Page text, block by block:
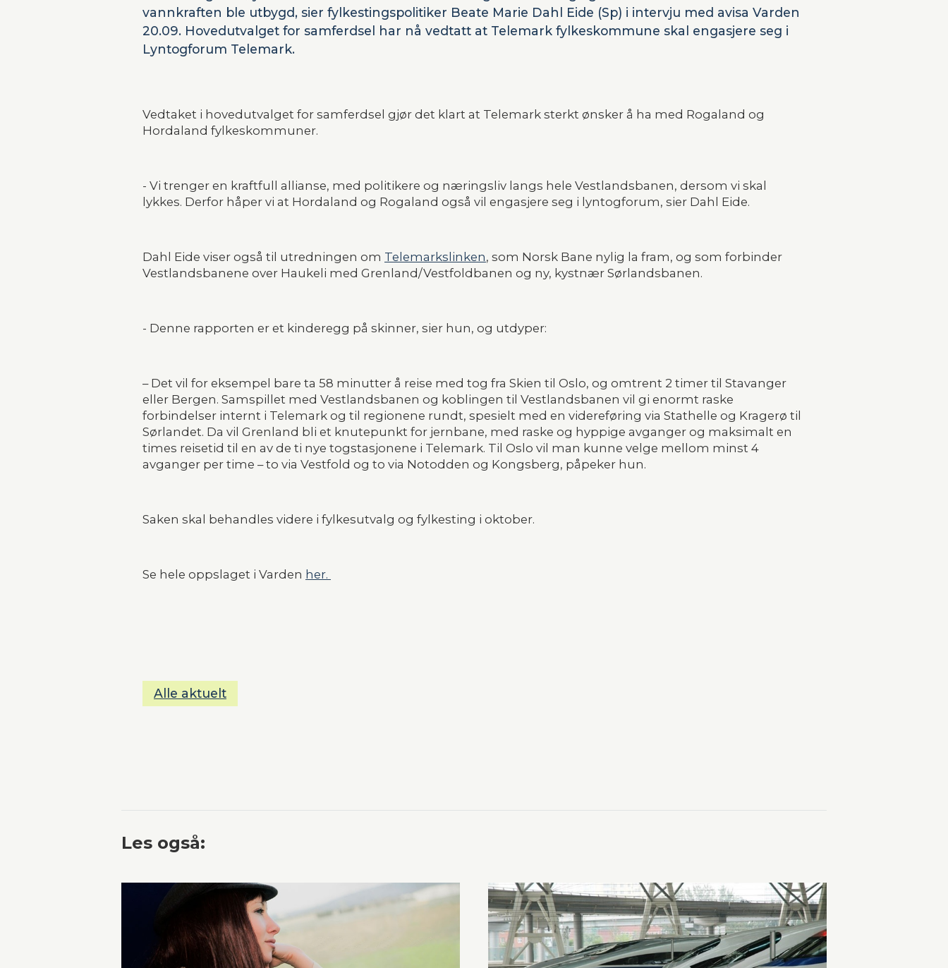
vannkraften ble utbygd, sier fylkestingspolitiker Beate Marie Dahl Eide (Sp) i intervju med avisa Varden
20.09. Hovedutvalget for samferdsel har nå vedtatt at Telemark fylkeskommune skal engasjere seg i
Lyntogforum Telemark.
Vedtaket i hovedutvalget for samferdsel gjør det klart at Telemark sterkt ønsker å ha med Rogaland og
Hordaland fylkeskommuner.
- Vi trenger en kraftfull allianse, med politikere og næringsliv langs hele Vestlandsbanen, dersom vi skal
lykkes. Derfor håper vi at Hordaland og Rogaland også vil engasjere seg i lyntogforum, sier Dahl Eide.
Dahl Eide viser også til utredningen om Telemarkslinken, som Norsk Bane nylig la fram, og som forbinder
Vestlandsbanene over Haukeli med Grenland/Vestfoldbanen og ny, kystnær Sørlandsbanen.
- Denne rapporten er et kinderegg på skinner, sier hun, og utdyper:
– Det vil for eksempel bare ta 58 minutter å reise med tog fra Skien til Oslo, og omtrent 2 timer til Stavanger
eller Bergen. Samspillet med Vestlandsbanen og koblingen til Vestlandsbanen vil gi enormt raske
forbindelser internt i Telemark og til regionene rundt, spesielt med en videreføring via Stathelle og Kragerø til
Sørlandet. Da vil Grenland bli et knutepunkt for jernbane, med raske og hyppige avganger og maksimalt en
times reisetid til en av de ti nye togstasjonene i Telemark. Til Oslo vil man kunne velge mellom minst 4
avganger per time – to via Vestfold og to via Notodden og Kongsberg, påpeker hun.
Saken skal behandles videre i fylkesutvalg og fylkesting i oktober.
Se hele oppslaget i Varden her.
Alle aktuelt
Les også: